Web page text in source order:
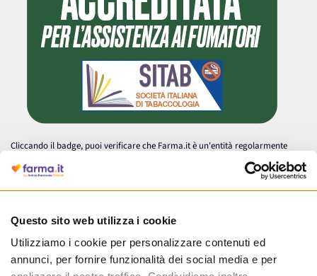
Questo sito web utilizza i cookie
Utilizziamo i cookie per personalizzare contenuti ed
annunci, per fornire funzionalità dei social media e per
Cliccando il badge, puoi verificare che Farma.it è un'entità regolarmente
autorizzata dal Ministero della Salute a effettuare la vendita online di
medicinali.